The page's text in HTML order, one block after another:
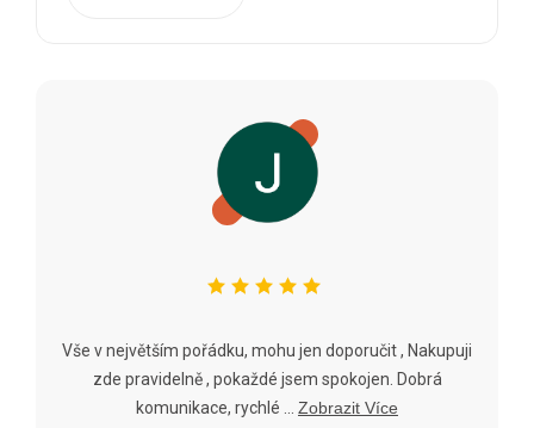
Vše v největším pořádku, mohu jen doporučit , Nakupuji
zde pravidelně , pokaždé jsem spokojen. Dobrá
komunikace, rychlé ...
Zobrazit Více